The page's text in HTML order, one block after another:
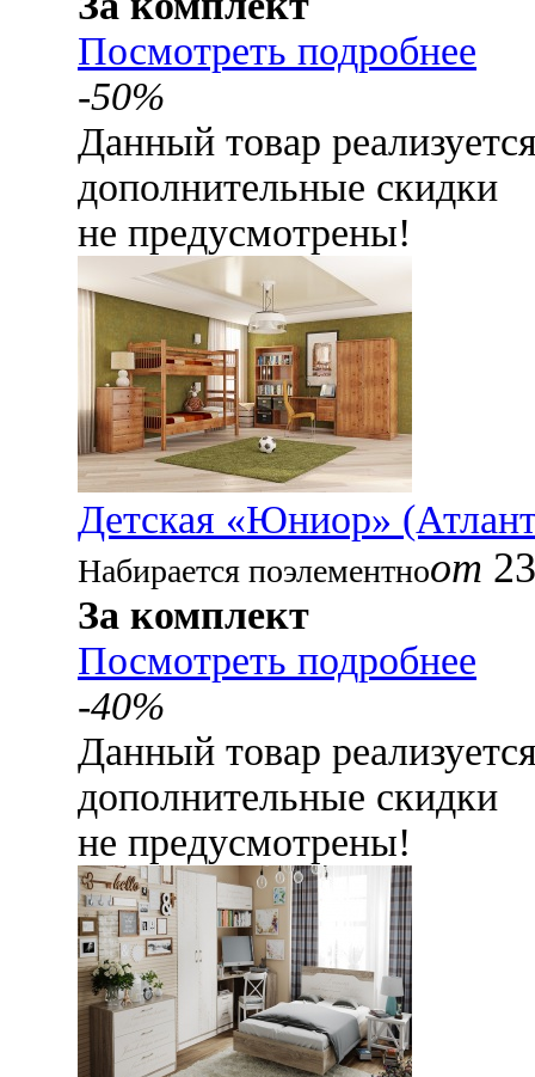
Посмотреть подробнее
-50%
Данный товар
дополнительные скидки
не предусмотрены!
Детская «Юниор»
Набирается поэлементноот
За комплект
Посмотреть подробнее
-40%
Данный товар
дополнительные скидки
не предусмотрены!